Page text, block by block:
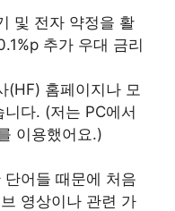
및 전자 약정을 활
추가 우대 금리
(HF) 홈페이지나 모
다. (저는 PC에서
이용했어요.)
어들 때문에 처음
영상이나 관련 가